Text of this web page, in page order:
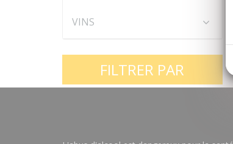
VINS
FILTRER PAR